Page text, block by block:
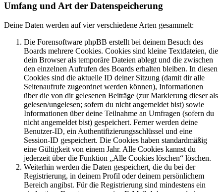
Umfang und Art der Datenspeicherung
Deine Daten werden auf vier verschiedene Arten gesammelt:
Die Forensoftware phpBB erstellt bei deinem Besuch des
Boards mehrere Cookies. Cookies sind kleine Textdateien, die
dein Browser als temporäre Dateien ablegt und die zwischen
den einzelnen Aufrufen des Boards erhalten bleiben. In diesen
Cookies sind die aktuelle ID deiner Sitzung (damit dir alle
Seitenaufrufe zugeordnet werden können), Informationen
über die von dir gelesenen Beiträge (zur Markierung dieser als
gelesen/ungelesen; sofern du nicht angemeldet bist) sowie
Informationen über deine Teilnahme an Umfragen (sofern du
nicht angemeldet bist) gespeichert. Ferner werden deine
Benutzer-ID, ein Authentifizierungsschlüssel und eine
Session-ID gespeichert. Die Cookies haben standardmäßig
eine Gültigkeit von einem Jahr. Alle Cookies kannst du
jederzeit über die Funktion „Alle Cookies löschen“ löschen.
Weiterhin werden die Daten gespeichert, die du bei der
Registrierung, in deinem Profil oder deinem persönlichem
Bereich angibst. Für die Registrierung sind mindestens ein